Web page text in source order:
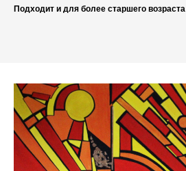
Подходит и для более старшего возраста